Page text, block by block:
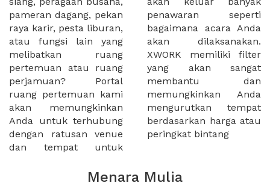
pameran dagang, pekan
raya karir, pesta liburan,
atau fungsi lain yang
melibatkan ruang
pertemuan atau ruang
perjamuan? Portal
ruang pertemuan kami
akan memungkinkan
Anda untuk terhubung
dengan ratusan venue
dan tempat untuk
penawaran seperti
bagaimana acara Anda
akan dilaksanakan.
XWORK memiliki filter
yang akan sangat
membantu dan
memungkinkan Anda
mengurutkan tempat
berdasarkan harga atau
peringkat bintang
Menara Mulia